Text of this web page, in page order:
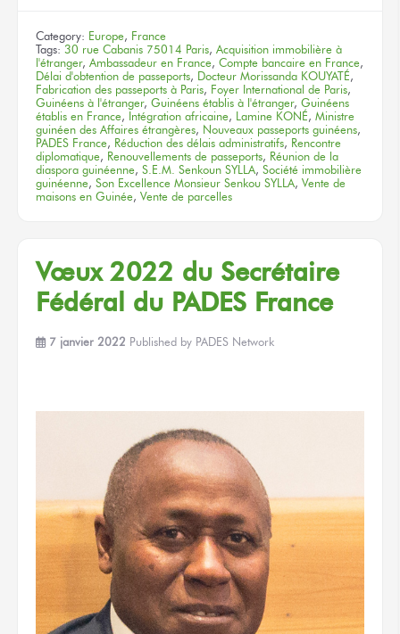
Category: Europe, France
Tags: 30 rue Cabanis 75014 Paris, Acquisition immobilière à
l'étranger, Ambassadeur en France, Compte bancaire en France,
Délai d'obtention de passeports, Docteur Morissanda KOUYATÉ,
Fabrication des passeports à Paris, Foyer International de Paris,
Guinéens à l'étranger, Guinéens établis à l'étranger, Guinéens
établis en France, Intégration africaine, Lamine KONÉ, Ministre
guinéen des Affaires étrangères, Nouveaux passeports guinéens,
PADES France, Réduction des délais administratifs, Rencontre
diplomatique, Renouvellements de passeports, Réunion de la
diaspora guinéenne, S.E.M. Senkoun SYLLA, Société immobilière
guinéenne, Son Excellence Monsieur Senkou SYLLA, Vente de
maisons en Guinée, Vente de parcelles
Vœux 2022 du Secrétaire
Fédéral du PADES France
7 janvier 2022 Published by PADES Network